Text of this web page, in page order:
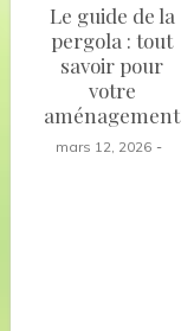
Le guide de la
pergola : tout
savoir pour
votre
aménagement
mars 12, 2026